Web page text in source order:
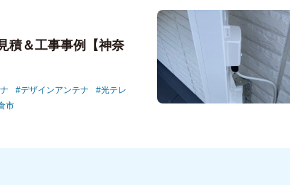
積＆工事事例【神奈
デザインアンテナ
光テレ
市